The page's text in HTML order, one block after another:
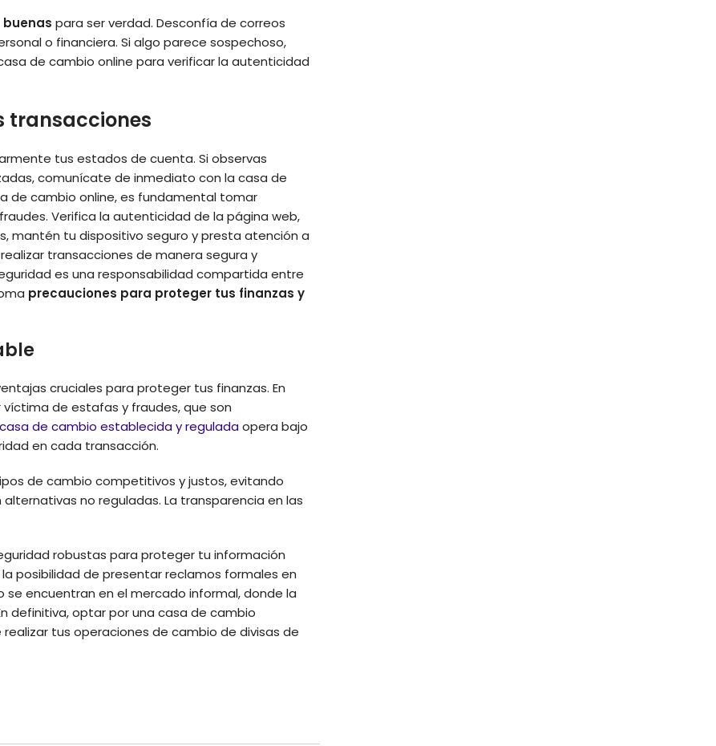
para ser verdad. Desconfía de correos
o financiera. Si algo parece sospechoso,
de cambio online para verificar la autenticidad
transacciones
tus estados de cuenta. Si observas
comunícate de inmediato con la casa de
de cambio online, es fundamental tomar
Verifica la autenticidad de la página web,
mantén tu dispositivo seguro y presta atención a
transacciones de manera segura y
es una responsabilidad compartida entre
precauciones para proteger tus finanzas y
cruciales para proteger tus finanzas. En
de estafas y fraudes, que son
casa de cambio establecida y reguladaopera bajo
en cada transacción.
de cambio competitivos y justos, evitando
no reguladas. La transparencia en las
robustas para proteger tu información
posibilidad de presentar reclamos formales en
encuentran en el mercado informal, donde la
definitiva, optar por una casa de cambio
tus operaciones de cambio de divisas de